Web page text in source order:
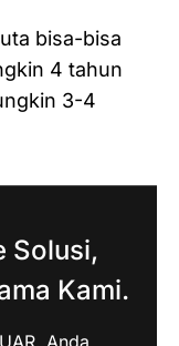
bisa-bisa
4 tahun
3-4
Solusi,
Kami.
Anda